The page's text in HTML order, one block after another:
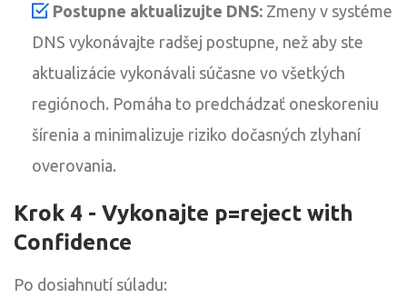
Postupne aktualizujte DNS: Zmeny v systéme
DNS vykonávajte radšej postupne, než aby ste
aktualizácie vykonávali súčasne vo všetkých
regiónoch. Pomáha to predchádzať oneskoreniu
šírenia a minimalizuje riziko dočasných zlyhaní
overovania.
Krok 4 - Vykonajte p=reject with
Confidence
Po dosiahnutí súladu: